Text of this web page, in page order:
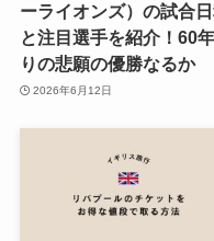
ーライオンズ）の試合
と注目選手を紹介！60
りの悲願の優勝なるか
2026年6月12日